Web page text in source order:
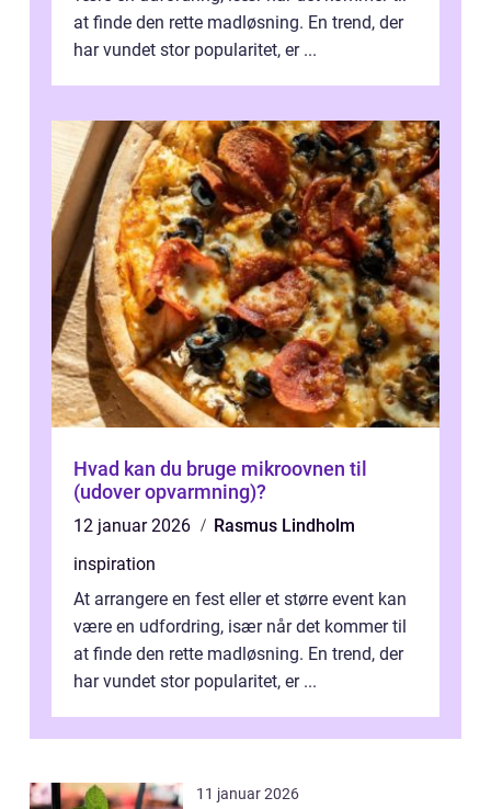
at finde den rette madløsning. En trend, der
har vundet stor popularitet, er ...
Hvad kan du bruge mikroovnen til
(udover opvarmning)?
12 januar 2026
Rasmus Lindholm
inspiration
At arrangere en fest eller et større event kan
være en udfordring, især når det kommer til
at finde den rette madløsning. En trend, der
har vundet stor popularitet, er ...
11 januar 2026